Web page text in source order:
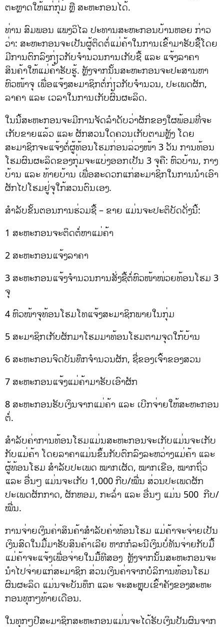
ຕະຫຼາດໃຫ້ແກ່ກຸ່ມ ຫຼື ສະຫະກອນໄດ້.
ທ່ານ ສົມພອນ ແພງວິໄລ ປະທານສະຫະກອນບ້ານຫອຍ ກ່າວ
ວ່າ: ສະຫະກອນຈະເປັນຜູ້ຕິດຕໍ່ແມ່ຄ້າໃນການເຂົ້າມາຮັບຊື້ໂດຍ
ມີການຕົກລົງກ່ຽວກັບຈຳນວນການເກັບຊື້ ແລະ ແຈ້ງລາຄາ
ສິນຄ້າໃຫ້ແມ່ຄ້າຮັບຮູ້. ຫຼັງຈາກນັ້ນສະຫະກອນຈະປະສານຫາ
ຫົວໜ້າຈຸ ເພື່ອແຈ້ງສະມາຊິກຕໍ່ກ່ຽວກັບຈຳນວນ, ປະເພດຜັກ,
ລາຄາ ແລະ ເວລາໃນການເກັບຜົນຜະລິດ.
ໃນນີ້ສະຫະກອນຈະມີການຈັດລຳດັບວ່າຜັກຂອງໃຜພ້ອມທີ່ຈະ
ເກັບຂາຍແລ້ວ ແລະ ຜັກສວນໃດຄວນເກັບຕາມຫຼັງ ໂດຍ
ສະມາຊິກຈະແຈ້ງຕໍ່ຜູ້ທ້ອນໂຮມກ່ອນລ່ວງໜ້າ 3 ວັນ ການທ້ອນ
ໂຮມຜົນຜະລິດຂອງກຸ່ມຈະແບ່ງອອກເປັນ 3 ຈຸຄື: ຫົວບ້ານ, ກາງ
ບ້ານ ແລະ ທ້າຍບ້ານ ເພື່ອສະດວກແກ່ສະມາຊິກໃນການນຳເອົາ
ຜັກໄປໂຮມຢູ່ຈຸໃກ້ສວນຕົນເອງ.
ສຳລັບຂັ້ນຕອນການຮ່ວມຊື້ – ຂາຍ ແມ່ນຈະປະຕິບັດດັ່ງນີ້:
1 ສະຫະກອນຈະຕິດຕໍ່ຫາແມ່ຄ້າ
2 ສະຫະກອນແຈ້ງລາຄາ
3 ສະຫະກອນແຈ້ງຈຳນວນການສັ່ງຊື້ຕໍ່ຫົວໜ້າໜ່ວຍທ້ອນໂຮມ 3
ຈຸ
4 ຫົວໜ້າຈຸທ້ອນໂຮມໂທແຈ້ງສະມາຊິກພາຍໃນກຸ່ມ
5 ສະມາຊິກເກັບຜັກມາໂຮມມາທ້ອນໂຮມຕາມຈຸດໃກ້ບ້ານ
6 ສະຫະກອນຈົດບັນທຶກຈຳນວນຜັກ, ຊື່ຂອງເຈົ້າຂອງສວນ
7 ສະຫະກອນແຈ້ງແມ່ຄ້າມາຮັບເອົາຜັກ
8 ສະຫະກອນຮັບເງິນຈາກແມ່ຄ້າ ແລະ ເບີກຈ່າຍໃຫ້ສະຫະກອນ
ຕໍ່.
ສຳລັບຄ່າການທ້ອນໂຮມແມ່ນສະຫະກອນຈະເກັບແມ່ນຈະເກັບ
ກັບແມ່ຄ້າ ໂດຍລາຄາແມ່ນຂຶ້ນກັບຕົກລົງລະຫວ່າງແມ່ຄ້າ ແລະ
ຜູ້ທ້ອນໂຮມ ສຳລັບປະເພດ ໝາກເຜັດ, ໝາກເຂືອ, ໝາກຖົ່ວ
ແລະ ອື່ນໆ ແມ່ນຈະເກັບ 1,000 ກີບ/ໝື່ນ ສ່ວນປະເພດຜັກ
ປະເພດຜັກກາດ, ຜັກຫອມ, ກະລ່ຳ ແລະ ອື່ນໆ ແມ່ນ 500 ກີບ/
ໝື່ນ.
ການຈ່າຍເງິນຄ່າສິນຄ້າສຳລັບຄ່າທ້ອນໂຮມ ແມ່ຄ້າຈະຈ່າຍເປັນ
ເງິນສົດໃນມື້ມາຮັບສິນຄ້າເລີຍ ຫາກກໍລະນີເງິນບໍ່ທັນຈ່າຍກັບມື້້
ແມ່ຄ້າຈະແຈ້ງເພື່ອຈ່າຍໃນມື້ທີສອງ ຫຼັງຈາກນັ້ນສະຫະກອນຈະ
ນຳໄປຈ່າຍແກ່ສະມາຊິກ ສ່ວນເງິນຄ່າຈາກບໍລິການທ້ອນໂຮມ
ຜົນຜະລິດ ແມ່ນຈະບັນທຶກ ແລະ ຈະສະຫຼຸບເຂົ້າຄັງຂອງສະຫະ
ກອນທຸກໆທ້າຍເດືອນ.
ໃນທຸກໆປີສະມາຊິກສະຫະກອນແມ່ນຈະໄດ້ຮັບເງິນປັນຜົນຈາກ